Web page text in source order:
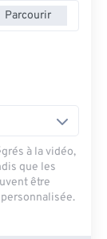
Parcourir
à la vidéo,
que les
être